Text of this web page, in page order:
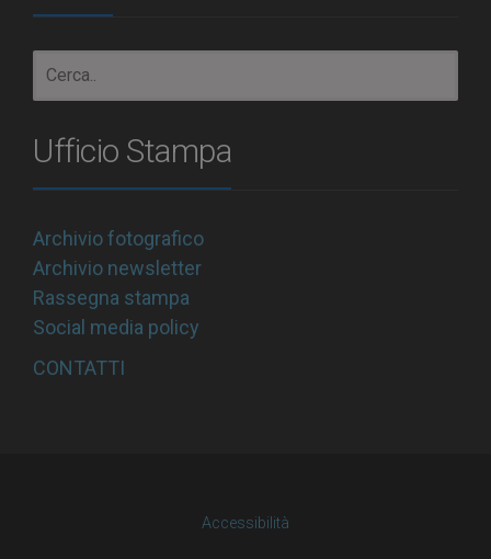
Ufficio Stampa
Archivio fotografico
Archivio newsletter
Rassegna stampa
Social media policy
CONTATTI
Accessibilità